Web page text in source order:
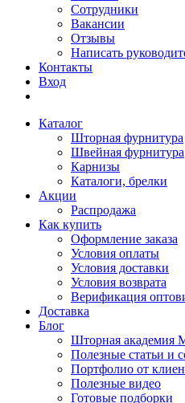
Сотрудники
Вакансии
Отзывы
Написать
Контакты
Вход
Каталог
Шторная фурнитура
Швейная фурнитура
Карнизы
Каталоги, брелки
Акции
Распродажа
Как купить
Оформление заказа
Условия оплаты
Условия доставки
Условия возврата
Верификация
Доставка
Блог
Шторная академия
Полезные статьи и
Портфолио от
Полезные видео
Готовые подборки